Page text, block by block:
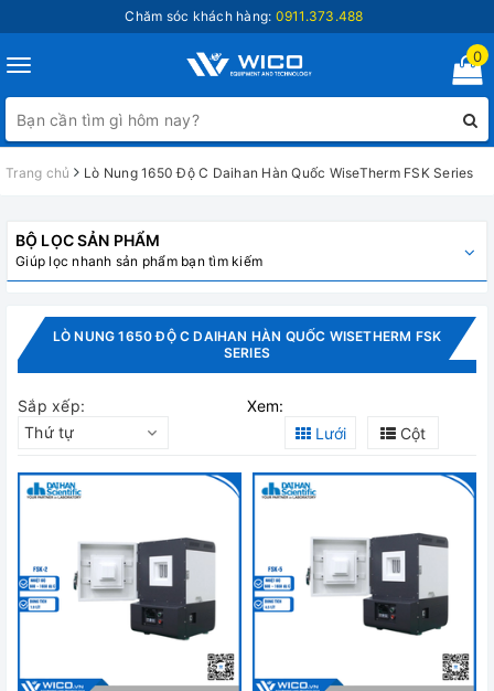
Chăm sóc khách hàng: 0911.373.488
Toggle
navigation
0
Trang chủ Lò Nung 1650 Độ C Daihan Hàn Quốc WiseTherm FSK Series
BỘ LỌC SẢN PHẨM
Giúp lọc nhanh sản phẩm bạn tìm kiếm
LÒ NUNG 1650 ĐỘ C DAIHAN HÀN QUỐC WISETHERM FSK
SERIES
Sắp xếp:
Thứ tự
Xem:
Lưới
Cột